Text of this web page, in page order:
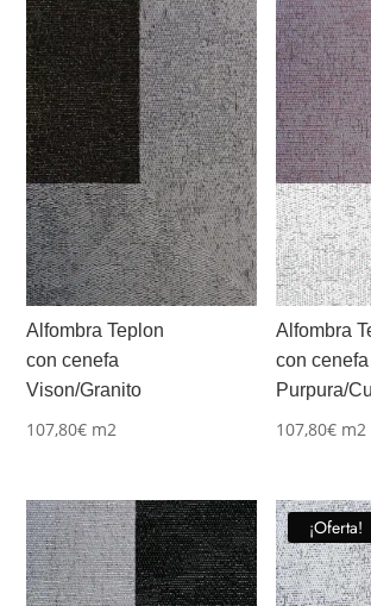
Alfombra Teplon
con cenefa
Vison/Granito
107,80€ m2
Alfombra
con cenefa
Purpura/
107,80€ m2
¡Oferta!